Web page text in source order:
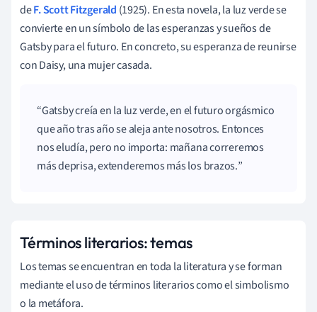
deF. Scott Fitzgerald (1925). En esta novela, la luz verde se
convierte en un símbolo de las esperanzas y sueños de
Gatsby para el futuro. En concreto, su esperanza de reunirse
con Daisy, una mujer casada.
Gatsby creía en la luz verde, en el futuro orgásmico
que año tras año se aleja ante nosotros. Entonces
nos eludía, pero no importa: mañana correremos
más deprisa, extenderemos más los brazos.
Términos literarios: temas
Los temas se encuentran en toda la literatura y se forman
mediante el uso de términos literarios como el simbolismo
o la metáfora.